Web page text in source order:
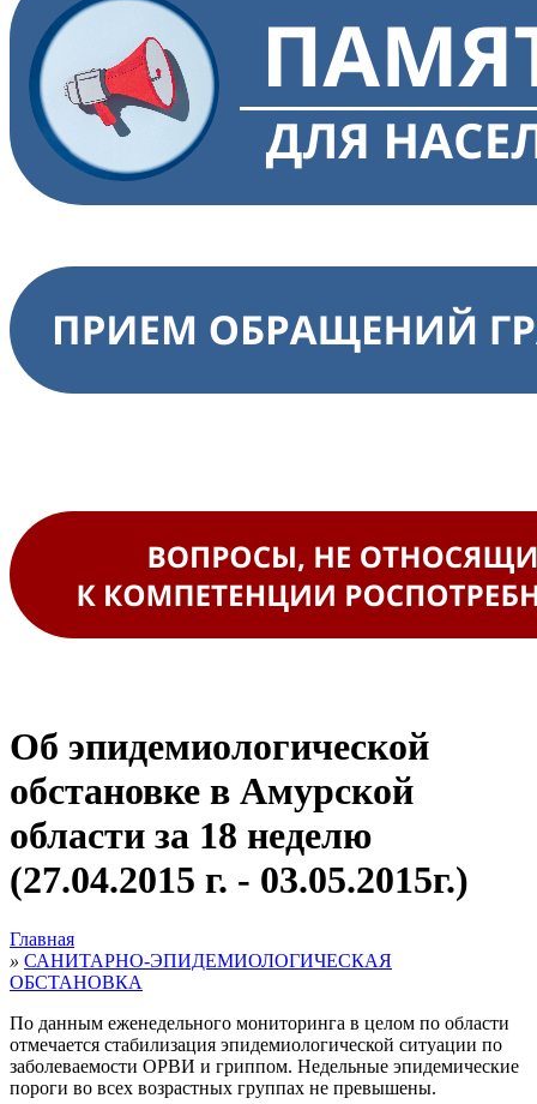
Об эпидемиологической
обстановке в Амурской
области за 18 неделю
(27.04.2015 г. - 03.05.2015г.)
Главная
» САНИТАРНО-ЭПИДЕМИОЛОГИЧЕСКАЯ
ОБСТАНОВКА
По данным еженедельного мониторинга в целом по области
отмечается стабилизация эпидемиологической ситуации по
заболеваемости ОРВИ и гриппом. Недельные эпидемические
пороги во всех возрастных группах не превышены.